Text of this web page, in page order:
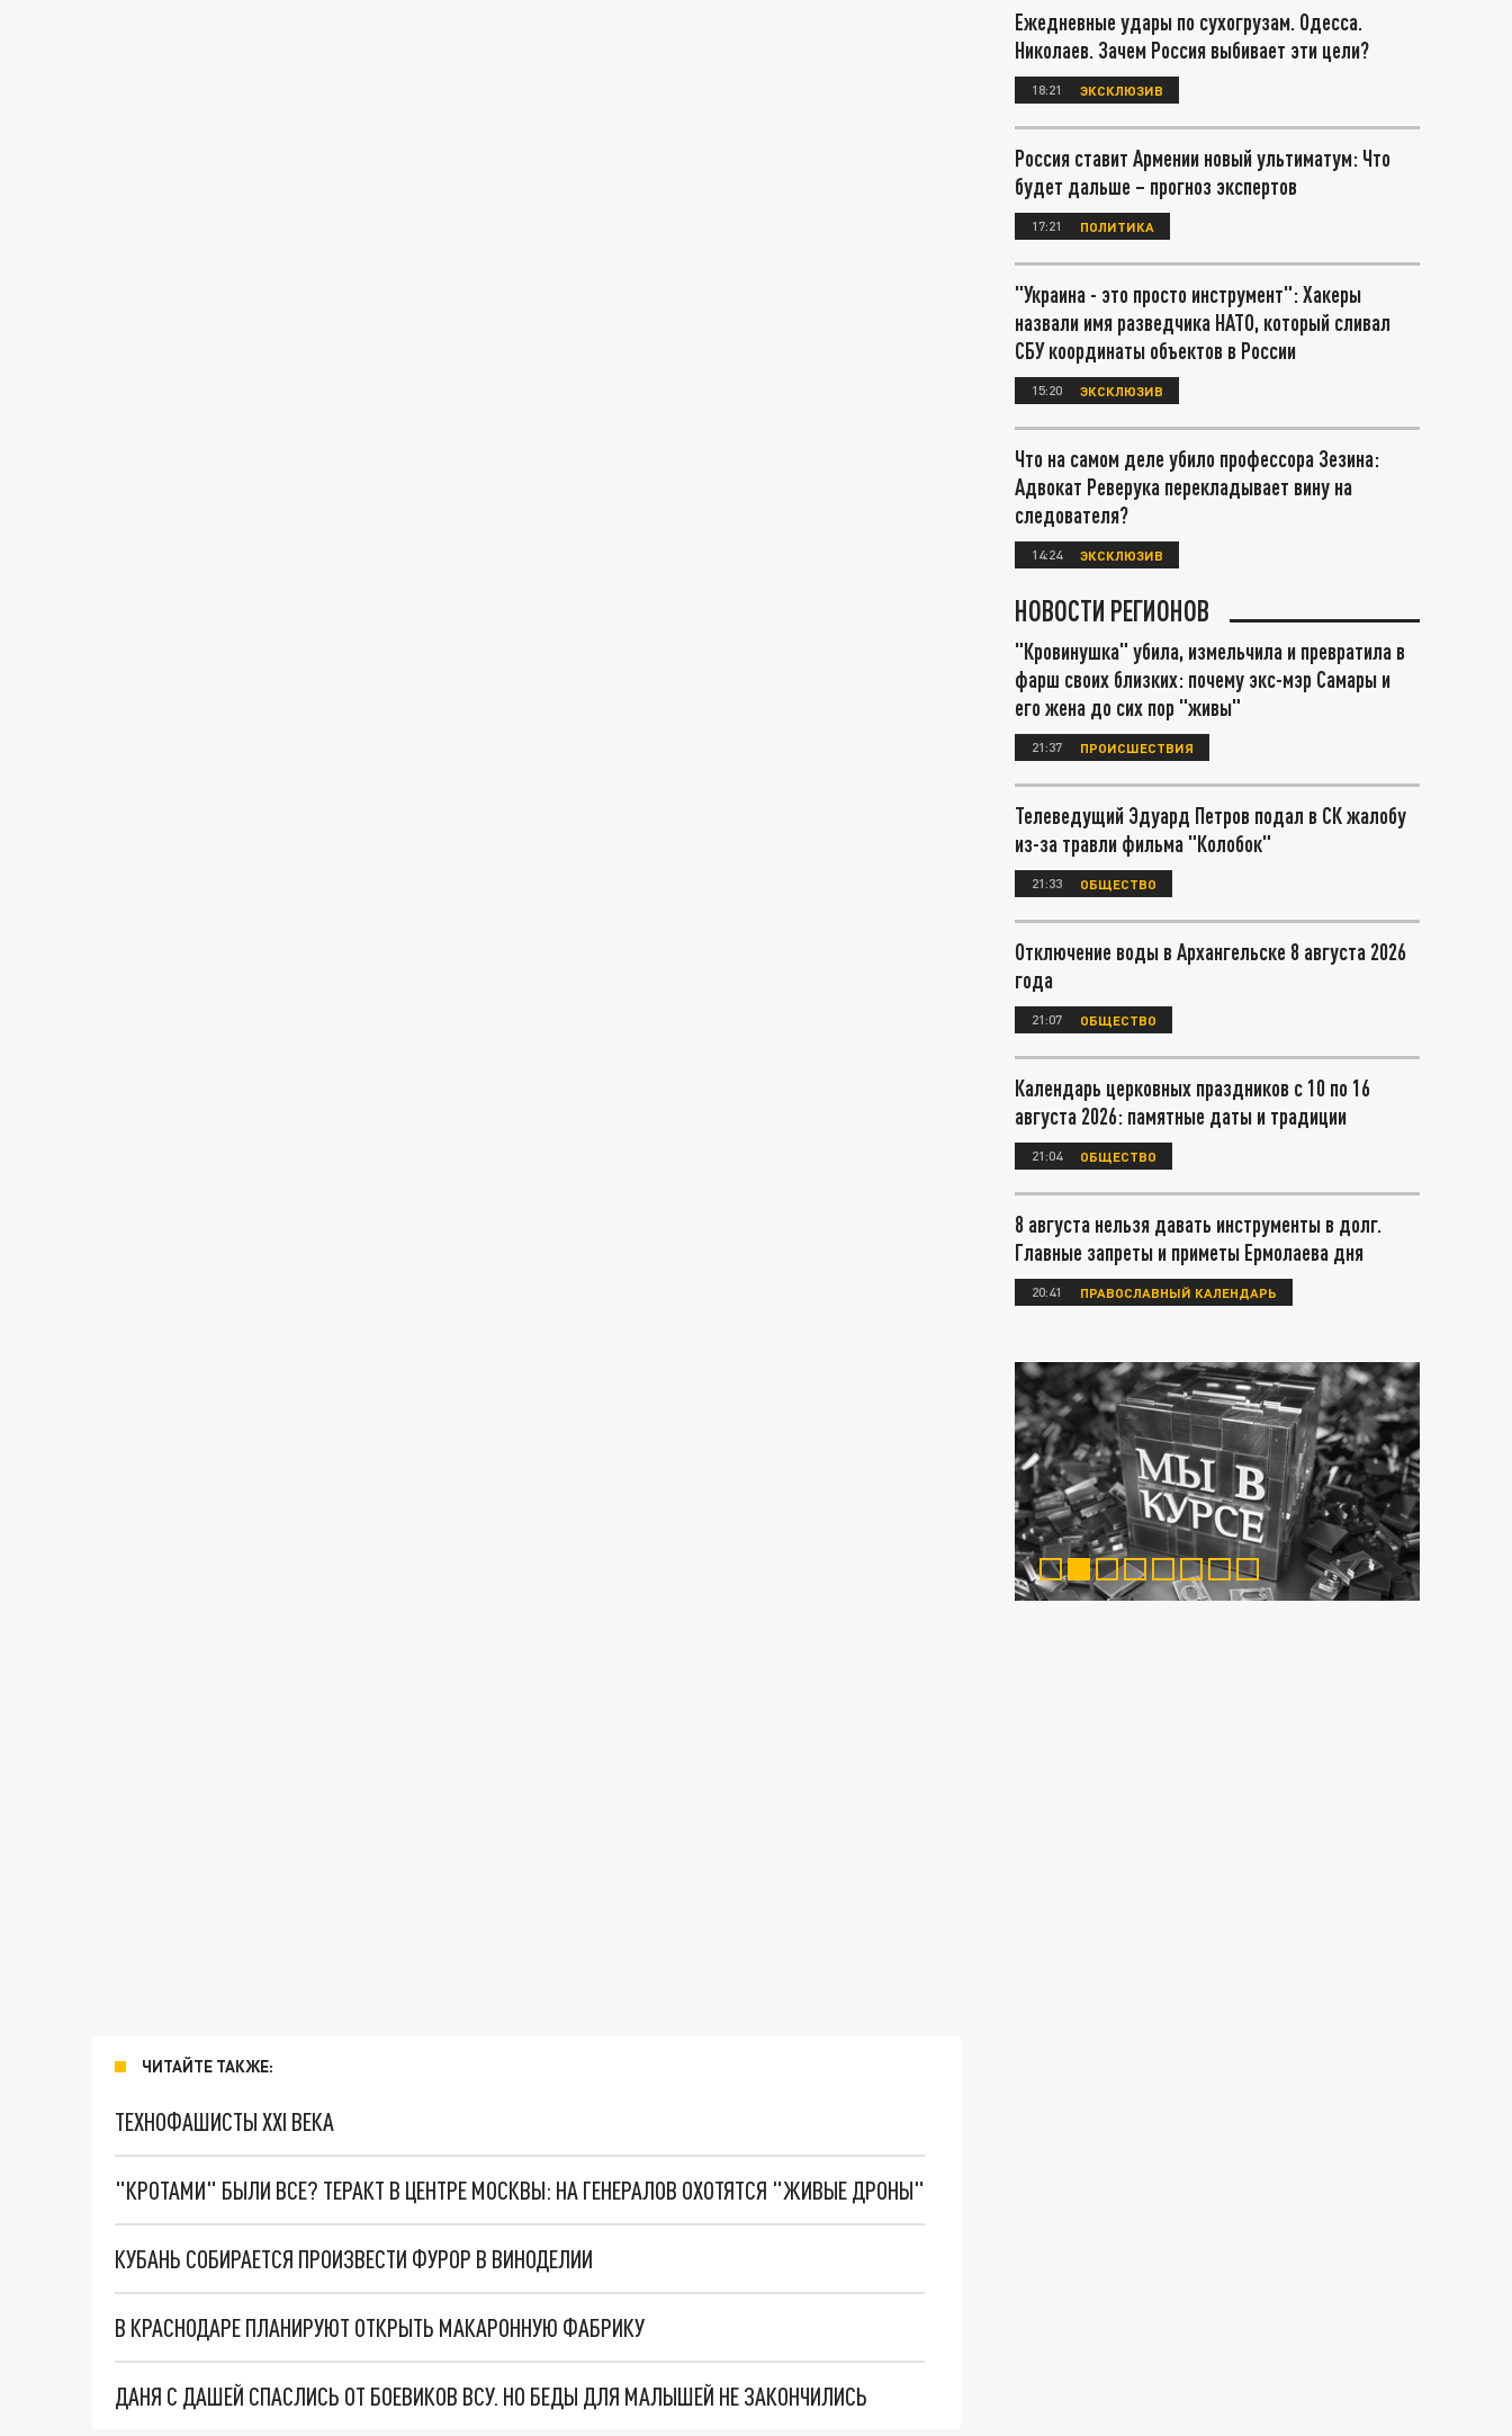
ЧИТАЙТЕ ТАКЖЕ:
ТЕХНОФАШИСТЫ XXI ВЕКА
"КРОТАМИ" БЫЛИ ВСЕ? ТЕРАКТ В ЦЕНТРЕ МОСКВЫ: НА ГЕНЕРАЛОВ ОХОТЯТСЯ "ЖИВЫЕ ДРОНЫ"
КУБАНЬ СОБИРАЕТСЯ ПРОИЗВЕСТИ ФУРОР В ВИНОДЕЛИИ
В КРАСНОДАРЕ ПЛАНИРУЮТ ОТКРЫТЬ МАКАРОННУЮ ФАБРИКУ
ДАНЯ С ДАШЕЙ СПАСЛИСЬ ОТ БОЕВИКОВ ВСУ. НО БЕДЫ ДЛЯ МАЛЫШЕЙ НЕ ЗАКОНЧИЛИСЬ
Ежедневные удары по сухогрузам. Одесса.
Николаев. Зачем Россия выбивает эти цели?
18:21 ЭКСКЛЮЗИВ
Россия ставит Армении новый ультиматум: Что
будет дальше – прогноз экспертов
17:21 ПОЛИТИКА
"Украина - это просто инструмент": Хакеры
назвали имя разведчика НАТО, который сливал
СБУ координаты объектов в России
15:20 ЭКСКЛЮЗИВ
Что на самом деле убило профессора Зезина:
Адвокат Реверука перекладывает вину на
следователя?
14:24 ЭКСКЛЮЗИВ
НОВОСТИ РЕГИОНОВ
"Кровинушка" убила, измельчила и превратила в
фарш своих близких: почему экс-мэр Самары и
его жена до сих пор "живы"
21:37 ПРОИСШЕСТВИЯ
Телеведущий Эдуард Петров подал в СК жалобу
из-за травли фильма "Колобок"
21:33 ОБЩЕСТВО
Отключение воды в Архангельске 8 августа 2026
года
21:07 ОБЩЕСТВО
Календарь церковных праздников с 10 по 16
августа 2026: памятные даты и традиции
21:04 ОБЩЕСТВО
8 августа нельзя давать инструменты в долг.
Главные запреты и приметы Ермолаева дня
20:41 ПРАВОСЛАВНЫЙ КАЛЕНДАРЬ